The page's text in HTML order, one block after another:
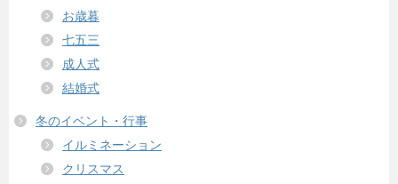
お歳暮
七五三
成人式
結婚式
冬のイベント・行事
イルミネーション
クリスマス